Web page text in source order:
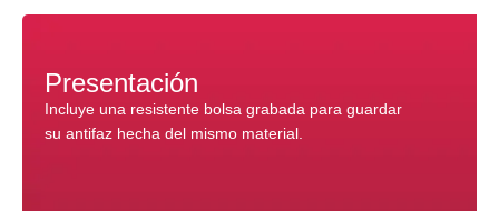
Presentación
Incluye una resistente bolsa grabada para guardar
su antifaz hecha del mismo material.